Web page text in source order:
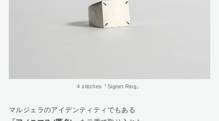
4 stitches『Signet Ring』
マルジェラのアイデンティティでもある